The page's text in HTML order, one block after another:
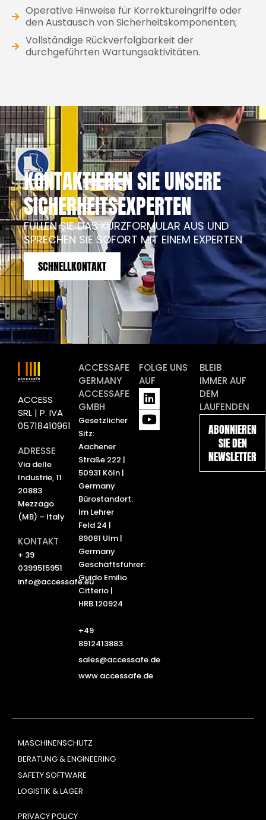
Operative Hinweise für Korrektureingriffe oder
den Austausch von Sicherheitskomponenten;
Vollständige Rückverfolgbarkeit der
durchgeführten Wartungsaktivitäten.
KONTAKTIEREN SIE UNSERE
SICHERHEITSEXPERTEN
FÜLLEN SIE DAS KURZFORMULAR AUS UND
SPRECHEN SIE SOFORT MIT EINEM EXPERTEN
SCHNELLKONTAKT
ACCESS
SRL | P. IVA
05718410961
ADRESSE
Via delle
Industrie, 11
20883
Mezzago
(MB) – Italy
KONTAKT
+ 39
0399515951
info@accessafe.eu
ACCESSAFE
GERMANY
ACCESSAFE
GMBH
Gesetzlicher
Sitz:
Aachener
Straße 222 |
50931 Köln |
Germany
Bürostandort:
Im Lehrer
Feld 24 |
89081 Ulm |
Germany
Geschäftsführer:
Guido Emilio
Citterio |
HRB 120924
+49
8912413883
sales@accessafe.de
www.accessafe.de
FOLGE UNS
AUF
L
i
n
k
Y
o
u
t
BLEIB
IMMER AUF
DEM
LAUFENDEN
ABONNIEREN
SIE DEN
NEWSLETTER
MASCHINENSCHUTZ
BERATUNG & ENGINEERING
SAFETY SOFTWARE
LOGISTIK & LAGER
PRIVACY POLICY